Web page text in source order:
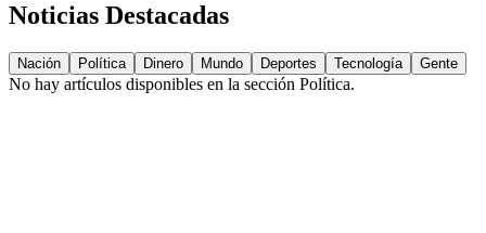
Noticias Destacadas
Nación Política Dinero Mundo Deportes Tecnología Gente
No hay artículos disponibles en la sección Política.